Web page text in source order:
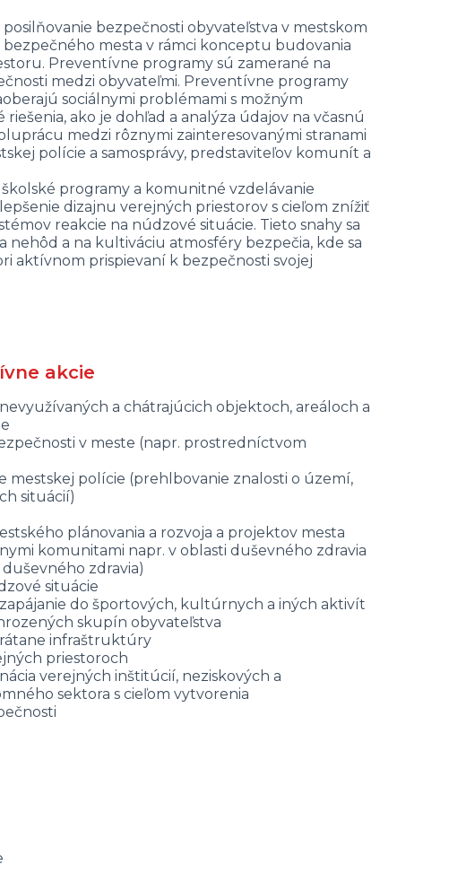
bezpečnosti obyvateľstva v mestskom
mesta v rámci konceptu budovania
Preventívne programy sú zamerané na
medzi obyvateľmi. Preventívne programy
sociálnymi problémami s možným
ako je dohľad a analýza údajov na včasnú
medzi rôznymi zainteresovanými stranami
polície a samosprávy, predstaviteľov komunít a
programy a komunitné vzdelávanie
dizajnu verejných priestorov s cieľom znížiť
reakcie na núdzové situácie. Tieto snahy sa
nehôd a na kultiváciu atmosféry bezpečia, kde sa
aktívnom prispievaní k bezpečnosti svojej
akcie
a chátrajúcich objektoch, areáloch a
v meste (napr. prostredníctvom
mestskej polície (prehlbovanie znalosti o území,
situácií)
plánovania a rozvoja a projektov mesta
komunitami napr. v oblasti duševného zdravia
zdravia)
situácie
do športových, kultúrnych a iných aktivít
skupín obyvateľstva
infraštruktúry
priestoroch
verejných inštitúcií, neziskových a
sektora s cieľom vytvorenia